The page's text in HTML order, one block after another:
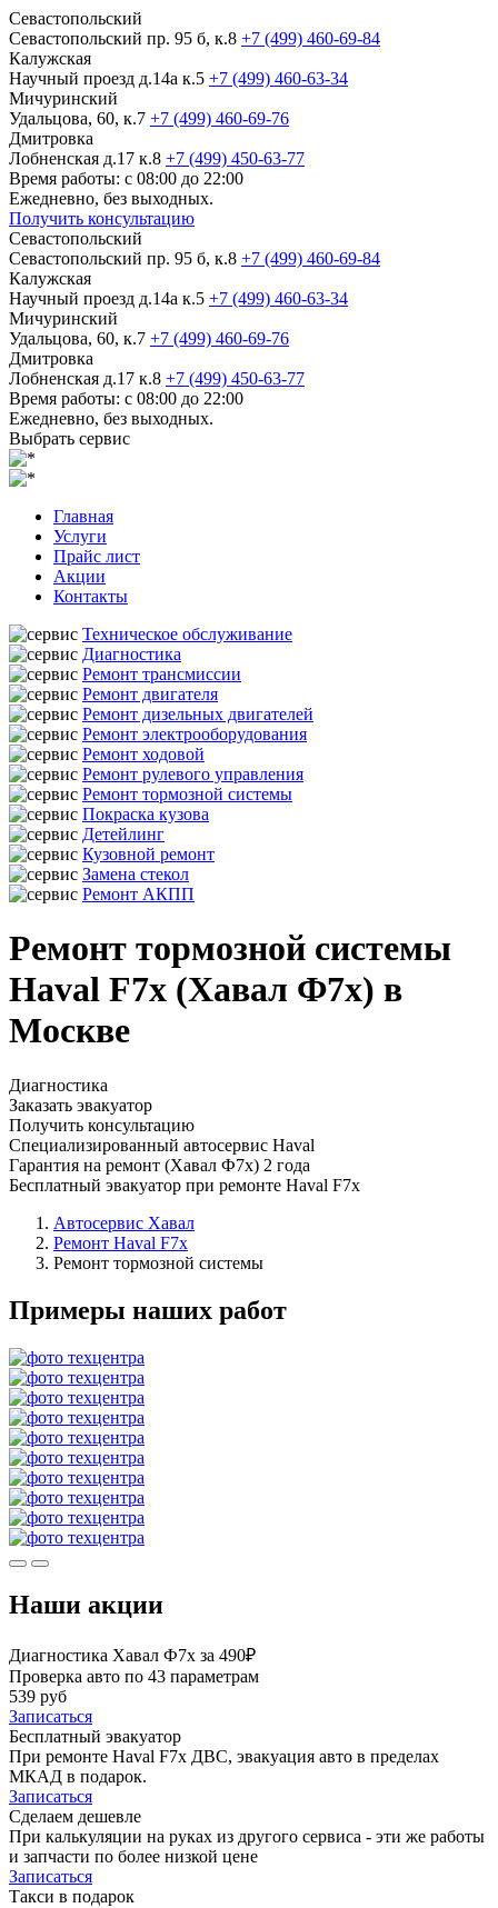
Севастопольский
Севастопольский пр. 95 б, к.8 +7 (499) 460-69-84
Калужская
Научный проезд д.14а к.5 +7 (499) 460-63-34
Мичуринский
Удальцова, 60, к.7 +7 (499) 460-69-76
Дмитровка
Лобненская д.17 к.8 +7 (499) 450-63-77
Время работы: с 08:00 до 22:00
Ежедневно, без выходных.
Получить консультацию
Севастопольский
Севастопольский пр. 95 б, к.8 +7 (499) 460-69-84
Калужская
Научный проезд д.14а к.5 +7 (499) 460-63-34
Мичуринский
Удальцова, 60, к.7 +7 (499) 460-69-76
Дмитровка
Лобненская д.17 к.8 +7 (499) 450-63-77
Время работы: с 08:00 до 22:00
Ежедневно, без выходных.
Выбрать сервис
Главная
Услуги
Прайс лист
Акции
Контакты
Техническое обслуживание
Диагностика
Ремонт трансмиссии
Ремонт двигателя
Ремонт дизельных двигателей
Ремонт электрооборудования
Ремонт ходовой
Ремонт рулевого управления
Ремонт тормозной системы
Покраска кузова
Детейлинг
Кузовной ремонт
Замена стекол
Ремонт АКПП
Ремонт тормозной системы
Haval F7x (Хавал Ф7х) в
Москве
Диагностика
Заказать эвакуатор
Получить консультацию
Специализированный автосервис Haval
Гарантия на ремонт (Хавал Ф7х) 2 года
Бесплатный эвакуатор при ремонте Haval F7x
Автосервис Хавал
Ремонт Haval F7x
Ремонт тормозной системы
Примеры наших работ
Наши акции
Диагностика Хавал Ф7х за 490₽
Проверка авто по 43 параметрам
539 руб
Записаться
Бесплатный эвакуатор
При ремонте Haval F7x ДВС, эвакуация авто в пределах
МКАД в подарок.
Записаться
Сделаем дешевле
При калькуляции на руках из другого сервиса - эти же работы
и запчасти по более низкой цене
Записаться
Такси в подарок